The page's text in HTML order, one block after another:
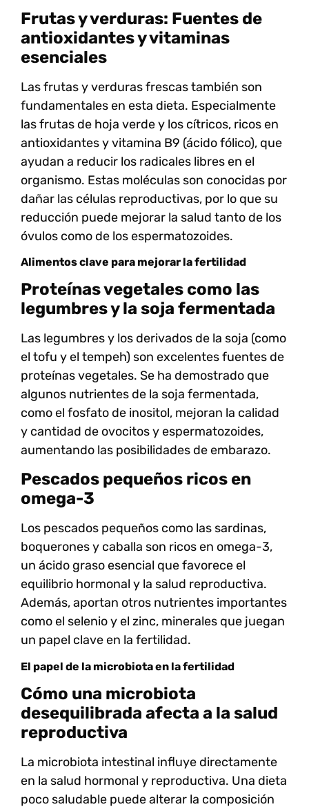
Frutas y verduras: Fuentes de
antioxidantes y vitaminas
esenciales
Las frutas y verduras frescas también son
fundamentales en esta dieta. Especialmente
lasfrutas de hoja verdey los cítricos, ricos en
antioxidantesyvitamina B9 (ácido fólico), que
ayudan a reducir los radicales libres en el
organismo. Estas moléculas son conocidas por
dañar las células reproductivas, por lo que su
reducción puede mejorar la salud tanto de los
óvulos como de los espermatozoides.
Alimentos clave para mejorar la fertilidad
Proteínas vegetales como las
legumbres y la soja fermentada
Las legumbresy losderivados de la soja (como
el tofu y el tempeh) son excelentes fuentes de
proteínas vegetales. Se ha demostrado que
algunos nutrientes de la soja fermentada,
como el fosfato de inositol, mejoran la calidad
y cantidad de ovocitos y espermatozoides,
aumentando las posibilidades de embarazo.
Pescados pequeños ricos en
omega-3
Los pescados pequeños como las sardinas,
boqueronesy caballa son ricos en omega-3,
un ácido graso esencial que favorece el
equilibrio hormonal y la salud reproductiva.
Además, aportan otros nutrientes importantes
como el selenio y el zinc, minerales que juegan
un papel clave en la fertilidad.
El papel de la microbiota en la fertilidad
Cómo una microbiota
desequilibrada afecta a la salud
reproductiva
La microbiota intestinal influye directamente
en la salud hormonal y reproductiva. Una dieta
poco saludable puede alterar la composición